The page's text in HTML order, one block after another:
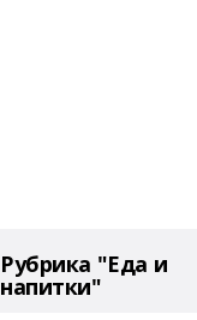
Рубрика "Еда и
напитки"